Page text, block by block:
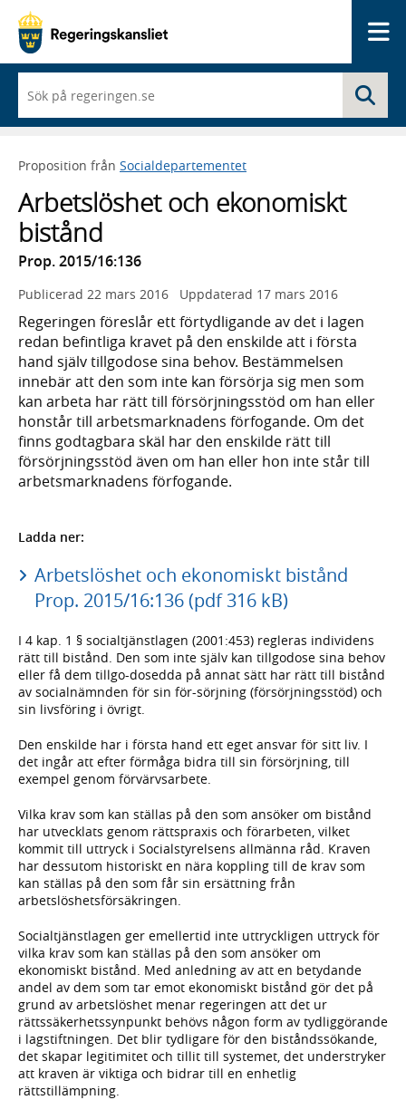
du
börjar
skriva
framträder
lista
med
sökförslag
Proposition från Socialdepartementet
Arbetslöshet och ekonomiskt
bistånd
Prop. 2015/16:136
Publicerad 22 mars 2016 Uppdaterad 17 mars 2016
Regeringen föreslår ett förtydligande av det i lagen
redan befintliga kravet på den enskilde att i första
hand själv tillgodose sina behov. Bestämmelsen
innebär att den som inte kan försörja sig men som
kan arbeta har rätt till försörjningsstöd om han eller
honstår till arbetsmarknadens förfogande. Om det
finns godtagbara skäl har den enskilde rätt till
försörjningsstöd även om han eller hon inte står till
arbetsmarknadens förfogande.
Ladda ner:
Arbetslöshet och ekonomiskt bistånd
Prop. 2015/16:136 (pdf 316 kB)
I 4 kap. 1 § socialtjänstlagen (2001:453) regleras individens
rätt till bistånd. Den som inte själv kan tillgodose sina behov
eller få dem tillgo-dosedda på annat sätt har rätt till bistånd
av socialnämnden för sin för-sörjning (försörjningsstöd) och
sin livsföring i övrigt.
Den enskilde har i första hand ett eget ansvar för sitt liv. I
det ingår att efter förmåga bidra till sin försörjning, till
exempel genom förvärvsarbete.
Vilka krav som kan ställas på den som ansöker om bistånd
har utvecklats genom rättspraxis och förarbeten, vilket
kommit till uttryck i Socialstyrelsens allmänna råd. Kraven
har dessutom historiskt en nära koppling till de krav som
kan ställas på den som får sin ersättning från
arbetslöshetsförsäkringen.
Socialtjänstlagen ger emellertid inte uttryckligen uttryck för
vilka krav som kan ställas på den som ansöker om
ekonomiskt bistånd. Med anledning av att en betydande
andel av dem som tar emot ekonomiskt bistånd gör det på
grund av arbetslöshet menar regeringen att det ur
rättssäkerhetssynpunkt behövs någon form av tydliggörande
i lagstiftningen. Det blir tydligare för den biståndssökande,
det skapar legitimitet och tillit till systemet, det understryker
att kraven är viktiga och bidrar till en enhetlig
rättstillämpning.